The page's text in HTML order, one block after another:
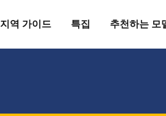
지역 가이드 특집 추천하는 모